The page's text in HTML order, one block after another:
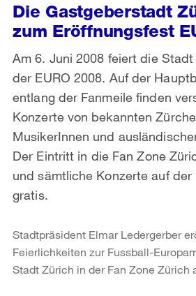
Die Gastgeberstadt
zum Eröffnungsfest
Am 6. Juni 2008 feiert die
der EURO 2008. Auf der
entlang der Fanmeile finden
Konzerte von bekannten
MusikerInnen und
Der Eintritt in die Fan Zone
und sämtliche Konzerte auf der
gratis.
Stadtpräsident Elmar Ledergerber
Feierlichkeiten zur Fussball-
Stadt Zürich in der Fan Zone Zürich